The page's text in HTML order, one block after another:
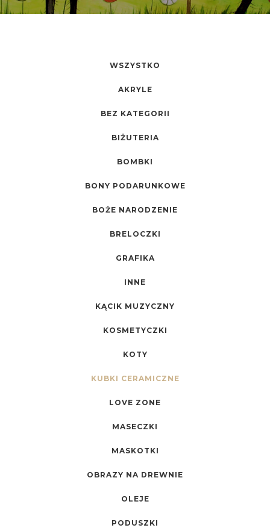
WSZYSTKO
AKRYLE
BEZ KATEGORII
BIŻUTERIA
BOMBKI
BONY PODARUNKOWE
BOŻE NARODZENIE
BRELOCZKI
GRAFIKA
INNE
KĄCIK MUZYCZNY
KOSMETYCZKI
KOTY
KUBKI CERAMICZNE
LOVE ZONE
MASECZKI
MASKOTKI
OBRAZY NA DREWNIE
OLEJE
PODUSZKI